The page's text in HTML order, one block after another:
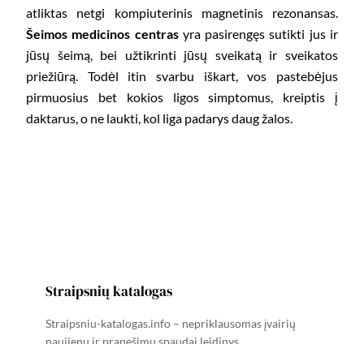
atliktas netgi kompiuterinis magnetinis rezonansas.
Šeimos medicinos centrasyra pasirengęs sutikti jus ir
jūsų šeimą, bei užtikrinti jūsų sveikatą ir sveikatos
priežiūrą. Todėl itin svarbu iškart, vos pastebėjus
pirmuosius bet kokios ligos simptomus, kreiptis į
daktarus, o ne laukti, kol liga padarys daug žalos.
Straipsnių katalogas
Straipsniu-katalogas.info – nepriklausomas įvairių